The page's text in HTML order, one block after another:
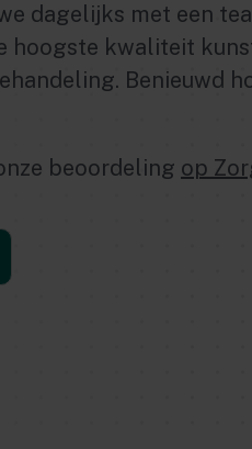
dagelijks met een
hoogste kwaliteit
Benieuwd
beoordeling op